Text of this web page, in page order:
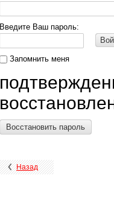
Введите Ваш пароль:
Запомнить меня
Восстановить пароль
Назад